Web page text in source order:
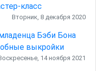
класс
Вторник, 8 декабря 2020
Бэби Бона
выкройки
14 ноября 2021